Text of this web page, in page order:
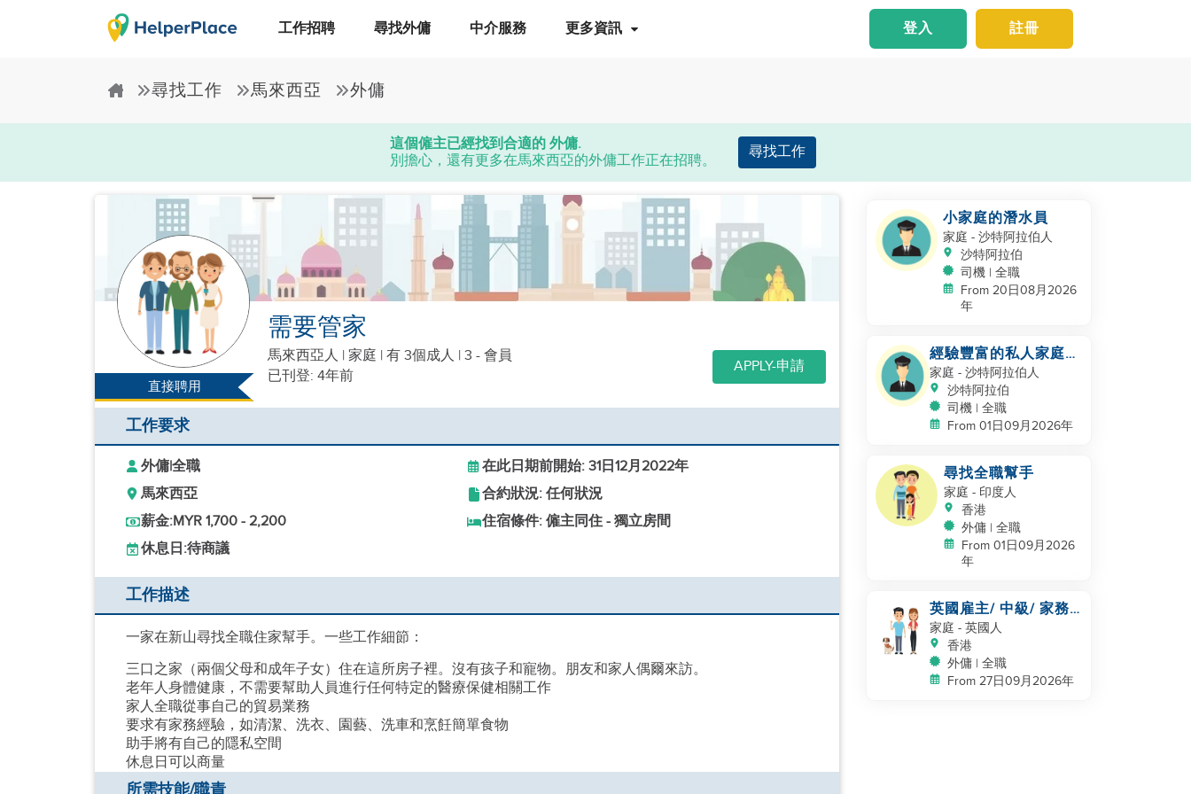
工作招聘 尋找外傭 中介服務 更多資訊 註冊
登入
尋找工作 馬來西亞 外傭
這個僱主已經找到合適的 外傭.
別擔心，還有更多在馬來西亞的外傭工作正在招聘。
尋找工作
直接聘用
需要管家
馬來西亞人 | 家庭 | 有 3個成人 | 3 - 會員
已刊登: 4年前
APPLY-申請
工作要求
外傭|全職
在此日期前開始: 31日12月2022年
馬來西亞
合約狀況: 任何狀況
薪金:MYR 1,700 - 2,200
住宿條件: 僱主同住 - 獨立房間
休息日:待商議
工作描述
一家在新山尋找全職住家幫手。一些工作細節：
三口之家（兩個父母和成年子女）住在這所房子裡。沒有孩子和寵物。朋友和家人偶爾來訪。
老年人身體健康，不需要幫助人員進行任何特定的醫療保健相關工作
家人全職從事自己的貿易業務
要求有家務經驗，如清潔、洗衣、園藝、洗車和烹飪簡單食物
助手將有自己的隱私空間
休息日可以商量
所需技能/職責
小家庭的潛水員
家庭 - 沙特阿拉伯人
沙特阿拉伯
司機 | 全職
From 20日08月2026
年
經驗豐富的私人家庭司
機 - 沙特/海灣合作委
員會經驗
家庭 - 沙特阿拉伯人
沙特阿拉伯
司機 | 全職
From 01日09月2026年
尋找全職幫手
家庭 - 印度人
香港
外傭 | 全職
From 01日09月2026
年
英國雇主/ 中級/ 家務
及照顧一隻狗
家庭 - 英國人
香港
外傭 | 全職
From 27日09月2026年